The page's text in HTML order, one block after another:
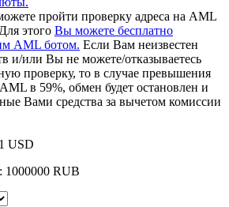
пройти проверку адреса на AML
этого Вы можете бесплатно
AML ботом. Если Вам неизвестен
и/или Вы не можете/отказываетесь
проверку, то в случае превышения
в 59%, обмен будет остановлен и
Вами средства за вычетом комиссии
USD
1000000 RUB